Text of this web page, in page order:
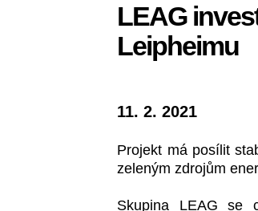
LEAG
Leipheimu
11. 2. 2021
Projekt má posílit
zeleným zdrojům
Skupina LEAG se